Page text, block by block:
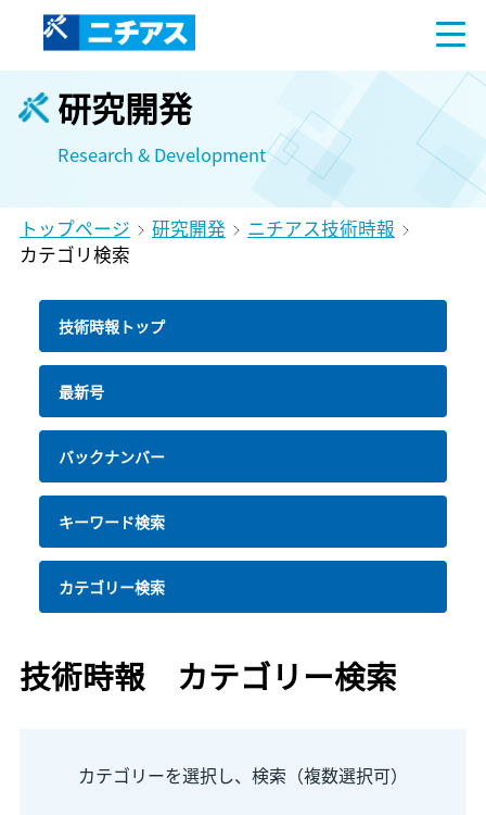
研究開発
Research & Development
トップページ 研究開発
ニチアス技術時報
カテゴリ検索
技術時報トップ
最新号
バックナンバー
キーワード検索
カテゴリー検索
技術時報 カテゴリー検索
カテゴリーを選択し、検索（複数選択可）